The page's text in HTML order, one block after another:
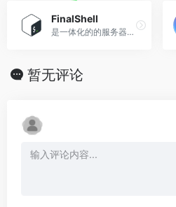
FinalShell
是一体化的的服务器，网络管...
暂无评论